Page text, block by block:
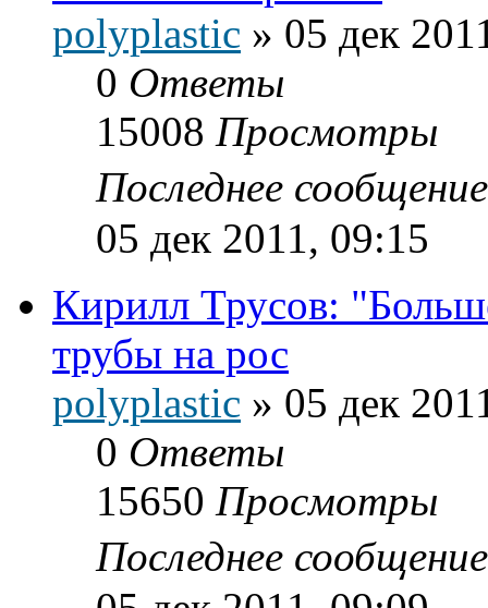
polyplastic » 05 дек
0 Ответы
15008 Просмотры
Последнее
05 дек 2011, 09:15
Кирилл Трусов:
трубы на рос
polyplastic » 05 дек
0 Ответы
15650 Просмотры
Последнее